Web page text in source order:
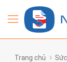
Trang chủ